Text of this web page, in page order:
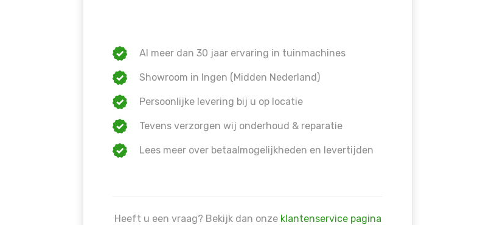
Al meer dan 30 jaar ervaring in tuinmachines
Showroom in Ingen (Midden Nederland)
Persoonlijke levering bij u op locatie
Tevens verzorgen wij onderhoud & reparatie
Lees meer over betaalmogelijkheden en levertijden
Heeft u een vraag? Bekijk dan onze klantenservice pagina